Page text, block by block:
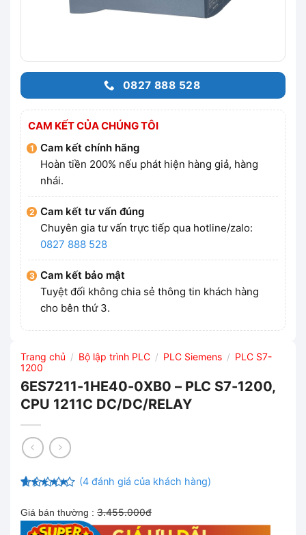
0827 888 528
CAM KẾT CỦA CHÚNG TÔI
Cam kết chính hãng
Hoàn tiền 200% nếu phát hiện hàng giả, hàng
nhái.
Cam kết tư vấn đúng
Chuyên gia tư vấn trực tiếp qua hotline/zalo:
0827 888 528
Cam kết bảo mật
Tuyệt đối không chia sẻ thông tin khách hàng
cho bên thứ 3.
Trang chủ / Bộ lập trình PLC / PLC Siemens / PLC S7-
1200
6ES7211-1HE40-0XB0 – PLC S7-1200,
CPU 1211C DC/DC/RELAY
dựa trên
đánh giá
(4đánh giá của khách hàng)
Giá bán thường : 3.455.000đ